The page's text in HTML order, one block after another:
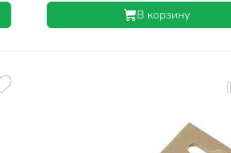
В корзину